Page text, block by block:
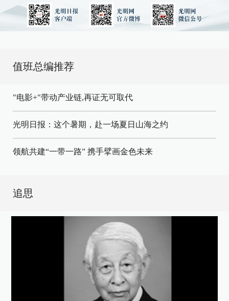
值班总编推荐
"电影+"带动产业链,再证无可取代
光明日报：这个暑期，赴一场夏日山海之约
领航共建“一带一路” 携手擘画金色未来
追思